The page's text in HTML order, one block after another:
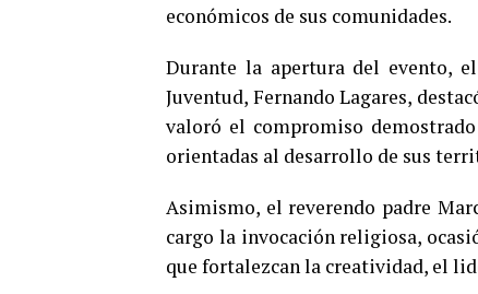
económicos de sus comunidades.
Durante la apertura del evento,
Juventud, Fernando Lagares,
valoró el compromiso
orientadas al desarrollo de sus
Asimismo, el reverendo padre
cargo la invocación religiosa,
que fortalezcan la creatividad, el